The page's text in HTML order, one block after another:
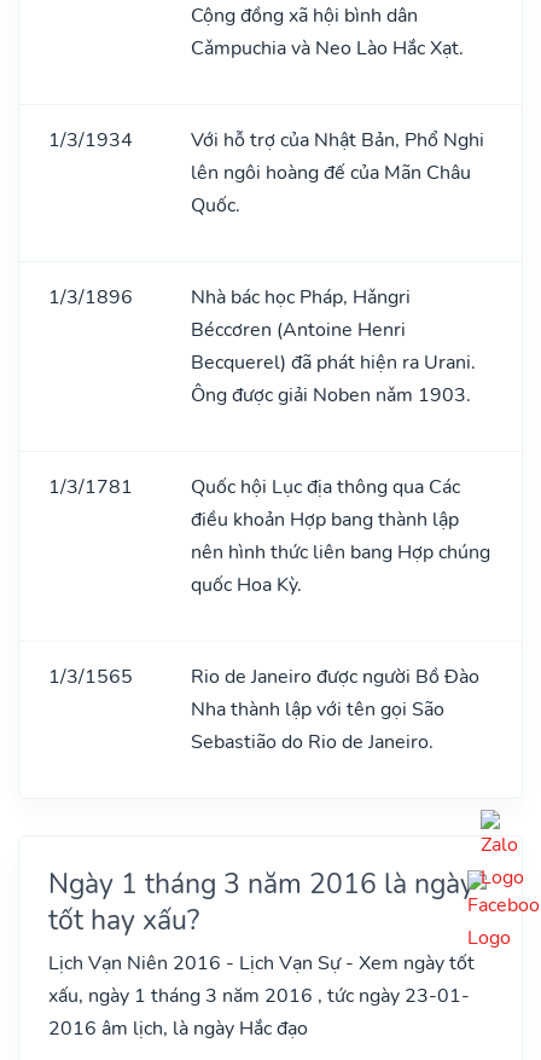
Cộng đồng xã hội bình dân
Cǎmpuchia và Neo Lào Hắc Xạt.
1/3/1934
Với hỗ trợ của Nhật Bản, Phổ Nghi
lên ngôi hoàng đế của Mãn Châu
Quốc.
1/3/1896
Nhà bác học Pháp, Hǎngri
Béccơren (Antoine Henri
Becquerel) đã phát hiện ra Urani.
Ông được giải Noben nǎm 1903.
1/3/1781
Quốc hội Lục địa thông qua Các
điều khoản Hợp bang thành lập
nên hình thức liên bang Hợp chúng
quốc Hoa Kỳ.
1/3/1565
Rio de Janeiro được người Bồ Đào
Nha thành lập với tên gọi São
Sebastião do Rio de Janeiro.
Ngày 1 tháng 3 năm 2016 là ngày
tốt hay xấu?
Lịch Vạn Niên 2016 - Lịch Vạn Sự - Xem ngày tốt
xấu, ngày 1 tháng 3 năm 2016 , tức ngày 23-01-
2016 âm lịch, là ngày Hắc đạo